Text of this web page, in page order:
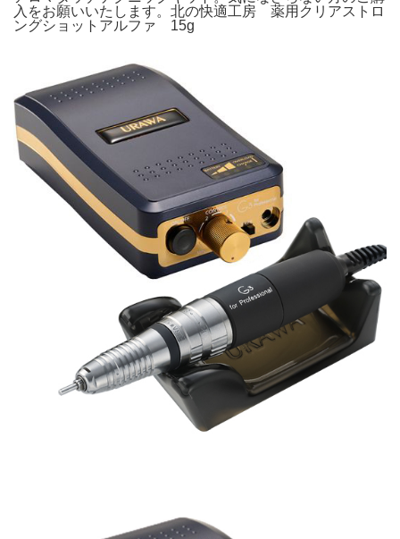
入をお願いいたします。北の快適工房 薬用クリアストロ
ングショットアルファ 15g